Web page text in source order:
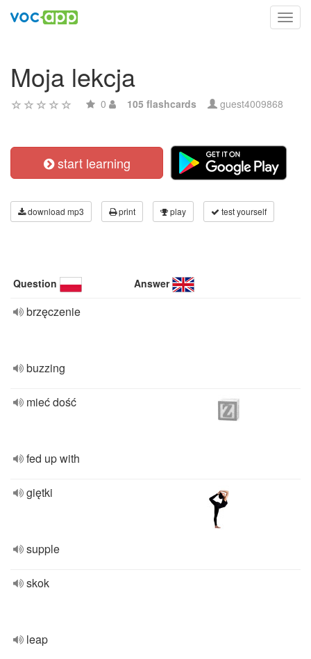
Moja lekcja
0 105 flashcards guest4009868
start learning
download mp3 print play test yourself
Question Answer
brzęczenie
buzzing
mieć dość
fed up with
giętki
supple
skok
leap